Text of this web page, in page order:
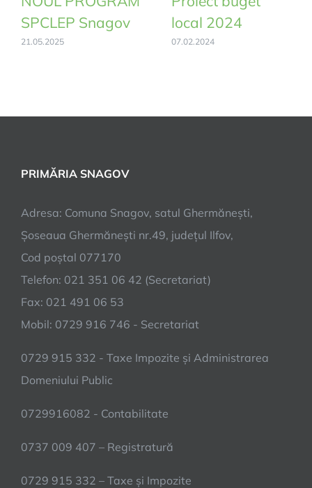
SPCLEP Snagov
21.05.2025
local 2024
07.02.2024
PRIMĂRIA SNAGOV
Adresa: Comuna Snagov, satul Ghermănești,
Șoseaua Ghermănești nr.49, județul Ilfov,
Cod poștal 077170
Telefon: 021 351 06 42 (Secretariat)
Fax: 021 491 06 53
Mobil: 0729 916 746 - Secretariat
0729 915 332 - Taxe Impozite și Administrarea
Domeniului Public
0729916082 - Contabilitate
0737 009 407 – Registratură
0729 915 332 – Taxe și Impozite